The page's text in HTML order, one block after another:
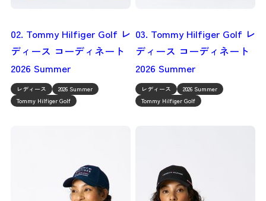
02. Tommy Hilfiger Golf レ
ディース コーディネート
2026 Summer
レディース
2026 Summer
Tommy Hilfiger Golf
03. Tommy Hilfiger Golf レ
ディース コーディネート
2026 Summer
レディース
2026 Summer
Tommy Hilfiger Golf